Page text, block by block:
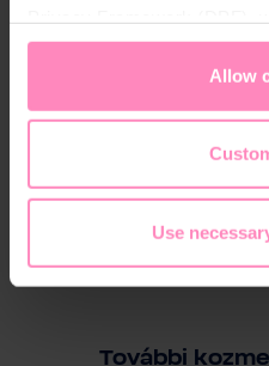
appropriate level of data
only allow
access and change your
Allow
Use
A szett ideális választás
pihenésről, spa-
A természet ihlette illatok
További